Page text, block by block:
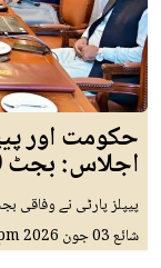
حکومت اور
اجلاس: بجٹ 10 جون کو پیش کرنے پر اتفاق
پیپلز پارٹی نے وفاقی
شائع03 جون 2026